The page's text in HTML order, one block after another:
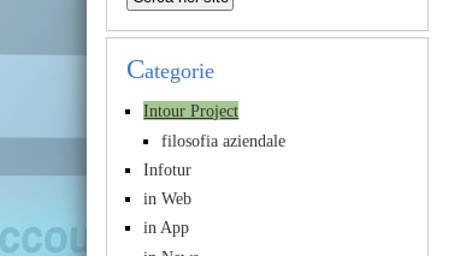
Categorie
Intour Project
filosofia aziendale
Infotur
in Web
in App